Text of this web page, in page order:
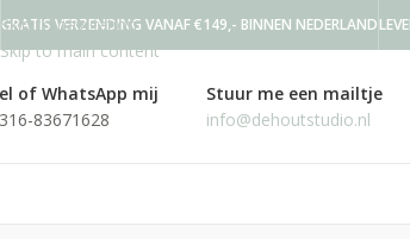
Skip to navigation
Skip to main content
GRATIS VERZENDING VANAF €149,- BINNEN NEDERLAND
of WhatsApp mij
83671628
Stuur me een mailtje
info@dehoutstudio.nl